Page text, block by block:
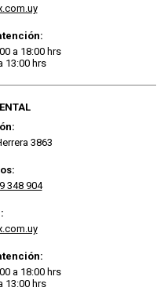
a 18:00 hrs
13:00 hrs
3863
348 904
a 18:00 hrs
13:00 hrs